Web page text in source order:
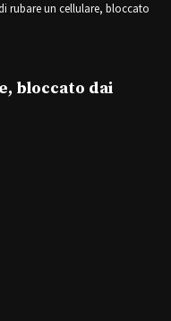
rubare un cellulare, bloccato
bloccato dai